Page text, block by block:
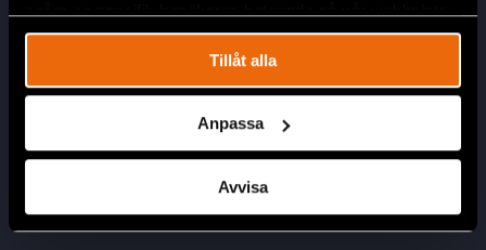
Tillåt alla
Anpassa
Avvisa
+46 (0)8 545 277 30